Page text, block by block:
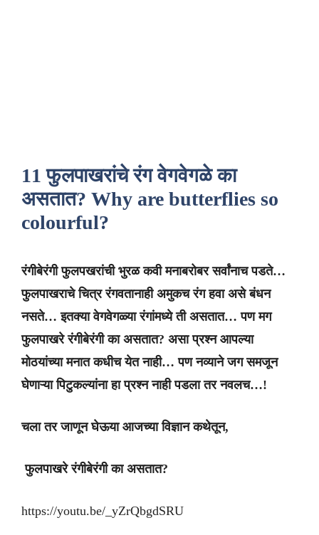
11 फुलपाखरांचे रंग वेगवेगळे का
असतात? Why are butterflies so
colourful?
रंगीबेरंगी फुलपखरांची भुरळ कवी मनाबरोबर सर्वांनाच पडते…
फुलपाखराचे चित्र रंगवतानाही अमुकच रंग हवा असे बंधन
नसते…इतक्या वेगवेगळ्या रंगांमध्ये ती असतात…पण मग
फुलपाखरे रंगीबेरंगी का असतात? असा प्रश्न आपल्या
मोठयांच्या मनात कधीच येत नाही…पण नव्याने जग समजून
घेणाऱ्या पिटुकल्यांना हा प्रश्न नाही पडला तर नवलच…!
चला तर जाणून घेऊया आजच्या विज्ञान कथेतून,
फुलपाखरे रंगीबेरंगी का असतात?
https://youtu.be/_yZrQbgdSRU